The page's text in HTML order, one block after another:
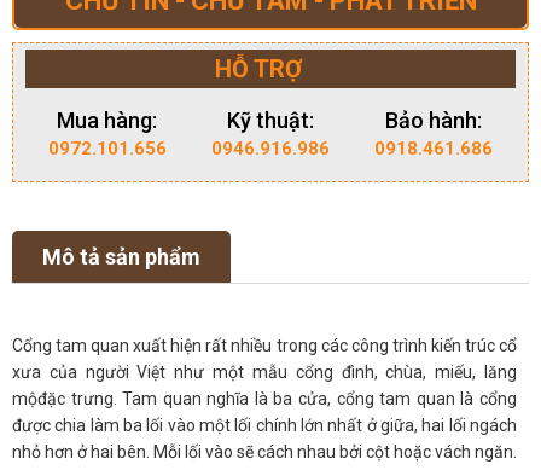
HỖ TRỢ
Mua hàng:
0972.101.656
Kỹ thuật:
0946.916.986
Bảo hành:
0918.461.686
Mô tả sản phẩm
Cổng tam quan xuất hiện rất nhiều trong các công trình kiến trúc cổ
xưa của người Việt như một mẫu cổng đình, chùa, miếu, lăng
mộđặc trưng. Tam quan nghĩa là ba cửa, cổng tam quan là cổng
được chia làm ba lối vào một lối chính lớn nhất ở giữa, hai lối ngách
nhỏ hơn ở hai bên. Mỗi lối vào sẽ cách nhau bởi cột hoặc vách ngăn.